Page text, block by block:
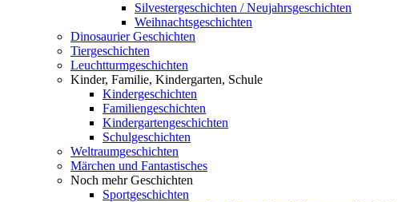
Silvestergeschichten / Neujahrsgeschichten
Weihnachtsgeschichten
Dinosaurier Geschichten
Tiergeschichten
Leuchtturmgeschichten
Kinder, Familie, Kindergarten, Schule
Kindergeschichten
Familiengeschichten
Kindergartengeschichten
Schulgeschichten
Weltraumgeschichten
Märchen und Fantastisches
Noch mehr Geschichten
Sportgeschichten